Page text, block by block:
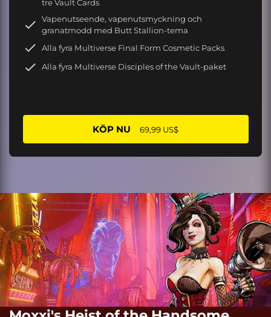
tre Vault Cards
Vapenutseende, vapenutsmyckning och
granatmodd med Butt Stallion-tema
Alla fyra Multiverse Final Form Cosmetic Packs
Alla fyra Multiverse Disciples of the Vault-paket
KÖP NU 69,99 US$